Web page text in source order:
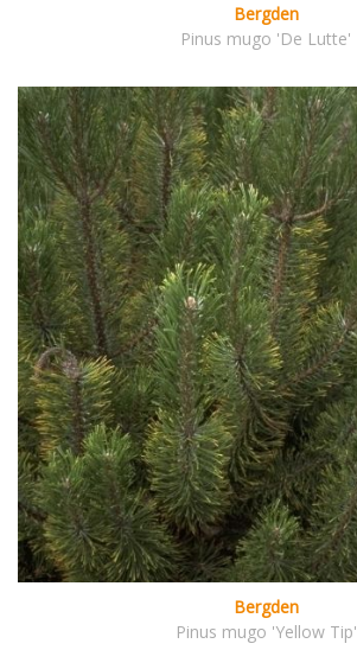
Bergden
Pinus mugo 'De Lutte'
Bergden
Pinus mugo 'Yellow Tip'